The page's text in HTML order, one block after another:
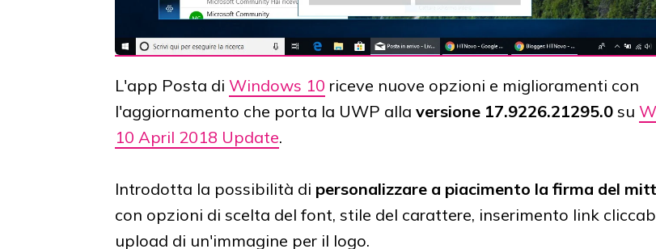
L'app Posta di Windows 10 riceve nuove opzioni e miglioramenti con
l'aggiornamento che porta la UWP alla versione 17.9226.21295.0 su
10 April 2018 Update.
Introdotta la possibilità di personalizzare a piacimento la firma del
con opzioni di scelta del font, stile del carattere, inserimento link
upload di un'immagine per il logo.